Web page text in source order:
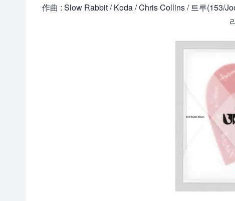
作曲 : Slow Rabbit / Koda / Chris Collins / 트루(153/